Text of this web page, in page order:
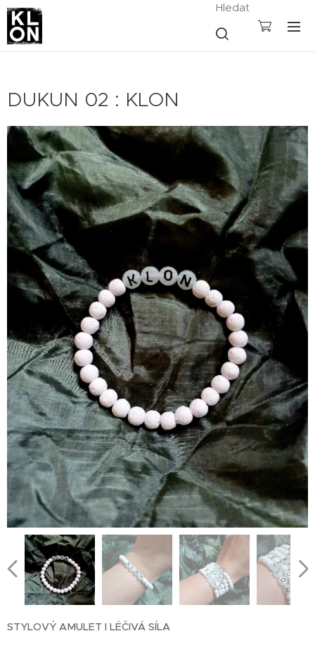
Hledat
DUKUN 02 : KLON
STYLOVÝ AMULET I LÉČIVÁ SÍLA